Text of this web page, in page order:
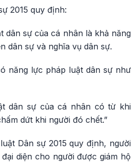
2015 quy định:
dân sự của cá nhân là khả năng
dân sự và nghĩa vụ dân sự.
năng lực pháp luật dân sự như
dân sự của cá nhân có từ khi
dứt khi người đó chết.”
Dân sự 2015 quy định, người
diện cho người được giám hộ